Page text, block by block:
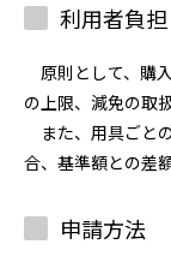
利用者負担
原則として、購
の上限、減免の取
また、用具ごと
合、基準額との差
申請方法